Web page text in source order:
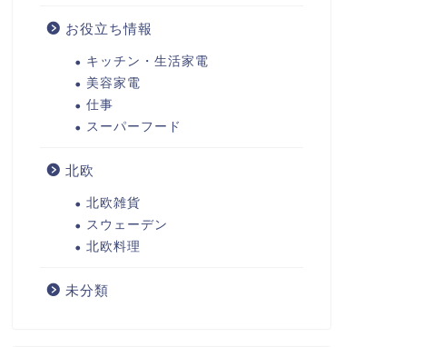
お役立ち情報
キッチン・生活家電
美容家電
仕事
スーパーフード
北欧
北欧雑貨
スウェーデン
北欧料理
未分類